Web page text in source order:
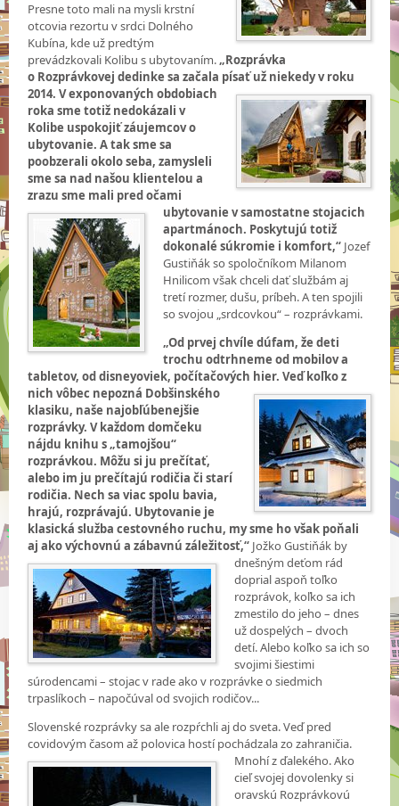
Presne toto mali na mysli krstní
otcovia rezortu v srdci Dolného
Kubína, kde už predtým
prevádzkovali Kolibu s ubytovaním.„Rozprávka
o Rozprávkovej dedinke sa začala písať už niekedy v roku
2014. V exponovaných obdobiach
roka sme totiž nedokázali v
Kolibe uspokojiť záujemcov o
ubytovanie. A tak sme sa
poobzerali okolo seba, zamysleli
sme sa nad našou klientelou a
zrazu sme mali pred očami
ubytovanie vsamostatne stojacich
apartmánoch. Poskytujú totiž
dokonalé súkromie i komfort,“ Jozef
Gustiňák so spoločníkom Milanom
Hnilicom však chceli dať službám aj
tretí rozmer, dušu, príbeh. A ten spojili
so svojou „srdcovkou“ – rozprávkami.
„Od prvej chvíle dúfam, že deti
trochu odtrhneme od mobilov a
tabletov, od disneyoviek, počítačových hier. Veď koľko z
nich vôbec nepozná Dobšinského
klasiku, naše najobľúbenejšie
rozprávky. V každom domčeku
nájdu knihu s „tamojšou“
rozprávkou. Môžu si ju prečítať,
alebo im ju prečítajú rodičia či starí
rodičia. Nech sa viac spolu bavia,
hrajú, rozprávajú. Ubytovanie je
klasická služba cestovného ruchu, my sme ho však poňali
aj ako výchovnú a zábavnú záležitosť,“ Jožko Gustiňák by
dnešnýmdeťom rád
doprial aspoň toľko
rozprávok, koľko sa ich
zmestilo do jeho – dnes
už dospelých – dvoch
detí. Alebo koľko sa ich so
svojimi šiestimi
súrodencami – stojac v rade ako v rozprávke o siedmich
trpaslíkoch – napočúval od svojich rodičov...
Slovenské rozprávky sa ale rozpŕchli aj do sveta. Veď pred
covidovým časom až polovica hostí pochádzalazo zahraničia.
Mnohí z ďalekého. Ako
cieľ svojej dovolenky si
oravskú Rozprávkovú